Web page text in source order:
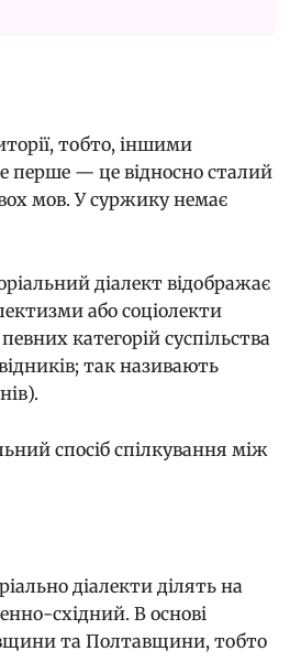
тобто, іншими
перше — це відносно сталий
мов. У суржику немає
діалект відображає
або соціолекти
категорій суспільства
так називають
спосіб спілкування між
діалекти ділять на
східний. В основі
та Полтавщини, тобто